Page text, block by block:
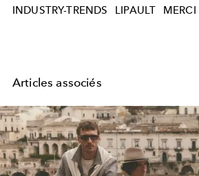
INDUSTRY-TRENDS LIPAULT MERCI
Articles associés